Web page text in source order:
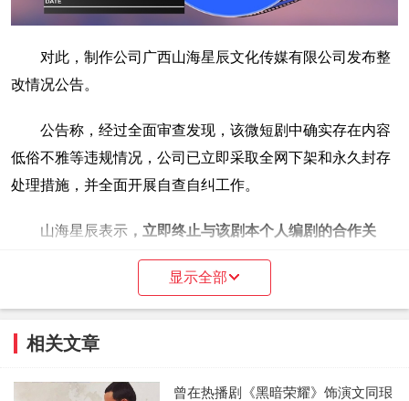
对此，制作公司广西山海星辰文化传媒有限公司发布整
改情况公告。
公告称，经过全面审查发现，该微短剧中确实存在内容
低俗不雅等违规情况，公司已立即采取全网下架和永久封存
处理措施，并全面开展自查自纠工作。
山海星辰表示 ，立即终止与该剧本个人编剧的合作关
系，并从合作名单中移除，并对内容负责人、制片负责人和
导演做出扣除奖金的处理，对该剧审核员给予内部警告处
分。
显示全部
相关文章
曾在热播剧《黑暗荣耀》饰演文同珢